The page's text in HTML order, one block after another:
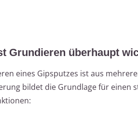
Grundieren überhaupt
eines Gipsputzes ist aus
bildet die Grundlage für